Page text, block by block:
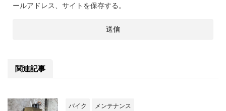
ールアドレス、サイトを保存する。
関連記事
バイク メンテナンス